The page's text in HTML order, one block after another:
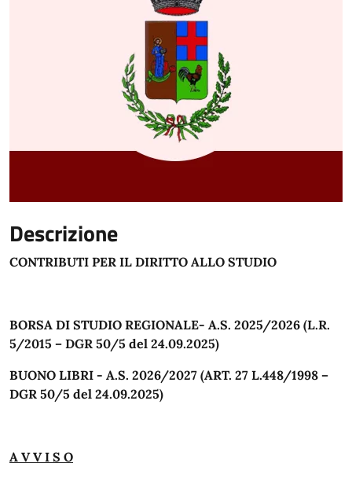
Descrizione
CONTRIBUTI PER IL DIRITTO ALLO STUDIO
BORSA DI STUDIO REGIONALE- A.S. 2025/2026 (L.R.
5/2015 – DGR 50/5 del 24.09.2025)
BUONO LIBRI - A.S. 2026/2027 (ART. 27 L.448/1998 –
DGR 50/5 del 24.09.2025)
A V V I S O